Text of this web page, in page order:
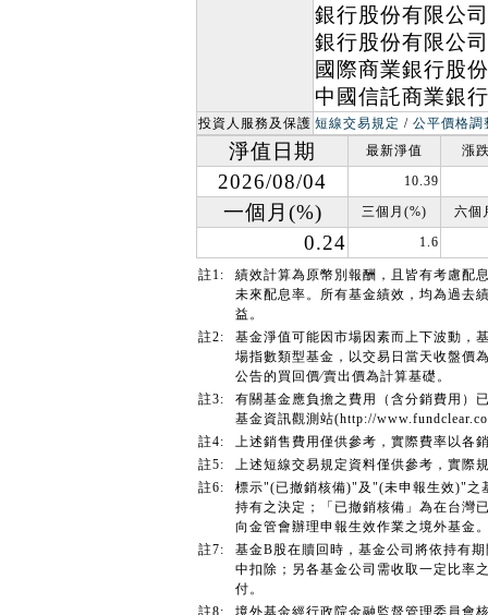
銀行股份有限公
銀行股份有限公
國際商業銀行股
中國信託商業銀
投資人服務及保護 短線交易規定 / 公平價格調
淨值日期 最新淨值 漲
2026/08/04 10.39
一個月(%) 三個月(%) 六個
0.24 1.6
註1:
績效計算為原幣別報酬，且皆有考慮配
未來配息率。所有基金績效，均為過去
益。
註2:
基金淨值可能因市場因素而上下波動，
場指數類型基金，以交易日當天收盤價
公告的買回價∕賣出價為計算基礎。
註3:
有關基金應負擔之費用（含分銷費用）
基金資訊觀測站(http://
註4:
上述銷售費用僅供參考，實際費率以各
註5:
上述短線交易規定資料僅供參考，實際
註6:
標示"(已撤銷核備)"及"(未申報生效)"之
持有之決定；「已撤銷核備」為在台灣
向金管會辦理申報生效作業之境外基金
註7:
基金B股在贖回時，基金公司將依持有
中扣除；另各基金公司需收取一定比率
付。
註8:
境外基金經行政院金融監督管理委員會